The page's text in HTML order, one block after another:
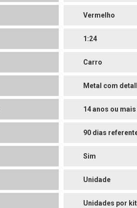
Vermelho
1:24
Carro
Metal com
14 anos ou mais
90 dias
Sim
Unidade
Unidades por kit